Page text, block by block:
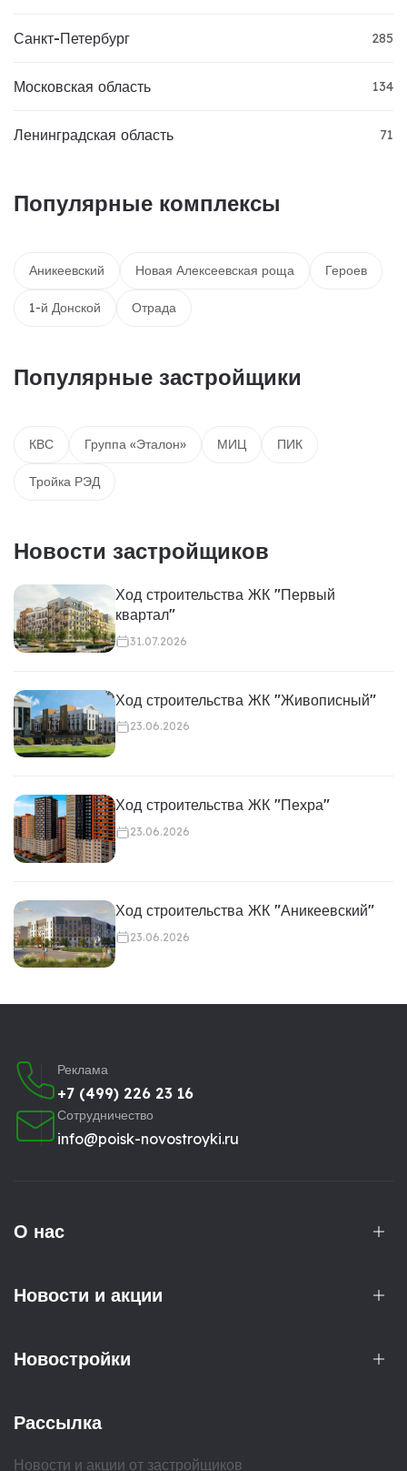
Санкт-Петербург 285
Московская область 134
Ленинградская область 71
Популярные комплексы
Аникеевский Новая Алексеевская роща Героев
1-й Донской Отрада
Популярные застройщики
КВС Группа «Эталон» МИЦ ПИК
Тройка РЭД
Новости застройщиков
Ход строительства ЖК "Первый
квартал"
31.07.2026
Ход строительства ЖК "Живописный"
23.06.2026
Ход строительства ЖК "Пехра"
23.06.2026
Ход строительства ЖК "Аникеевский"
23.06.2026
Реклама
+7 (499) 226 23 16
Сотрудничество
info@poisk-novostroyki.ru
О нас
Новости и акции
Новостройки
Рассылка
Новости и акции от застройщиков